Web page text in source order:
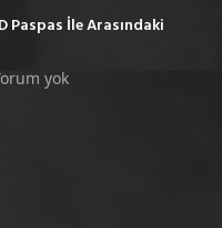
Paspas İle Arasındaki
yok